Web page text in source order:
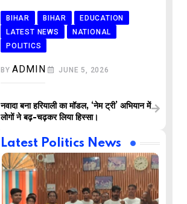
BIHAR BIHAR
EDUCATION
LATEST NEWS
NATIONAL
POLITICS
BYADMIN JUNE 5, 2026
नवादा बना हरियाली का मॉडल, ‘नेम ट्री’ अभियान में
लोगों ने बढ़-चढ़कर लिया हिस्सा।
Latest Politics News